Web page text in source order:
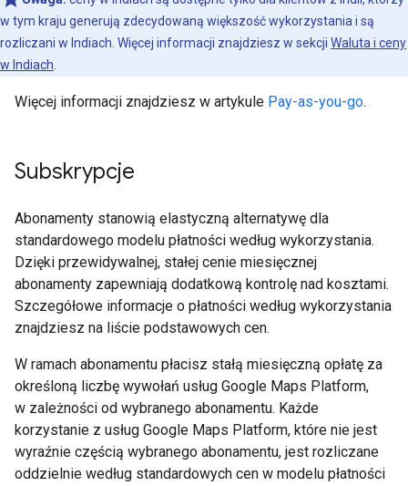
w tym kraju generują zdecydowaną większość wykorzystania i są
rozliczani w Indiach. Więcej informacji znajdziesz w sekcji Waluta i ceny
w Indiach.
Więcej informacji znajdziesz w artykule Pay-as-you-go.
Subskrypcje
Abonamenty stanowią elastyczną alternatywę dla
standardowego modelu płatności według wykorzystania.
Dzięki przewidywalnej, stałej cenie miesięcznej
abonamenty zapewniają dodatkową kontrolę nad kosztami.
Szczegółowe informacje o płatności według wykorzystania
znajdziesz na liście podstawowych cen.
W ramach abonamentu płacisz stałą miesięczną opłatę za
określoną liczbę wywołań usług Google Maps Platform,
w zależności od wybranego abonamentu. Każde
korzystanie z usług Google Maps Platform, które nie jest
wyraźnie częścią wybranego abonamentu, jest rozliczane
oddzielnie według standardowych cen w modelu płatności